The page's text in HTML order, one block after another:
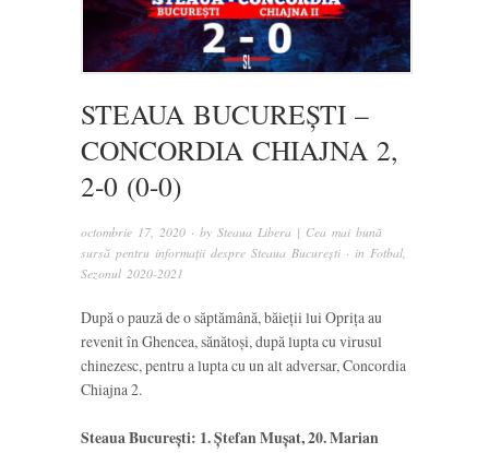
STEAUA BUCUREȘTI –
CONCORDIA CHIAJNA 2,
2-0 (0-0)
octombrie 17, 2020 · by Steaua Libera | Cea mai bună
sursă pentru informații despre Steaua București · in Fotbal,
Sezonul 2020-2021
După o pauză de o săptămână, băieții lui Oprița au
revenit în Ghencea, sănătoși, după lupta cu virusul
chinezesc, pentru a lupta cu un alt adversar, Concordia
Chiajna 2.
Steaua București: 1. Ștefan Mușat, 20. Marian